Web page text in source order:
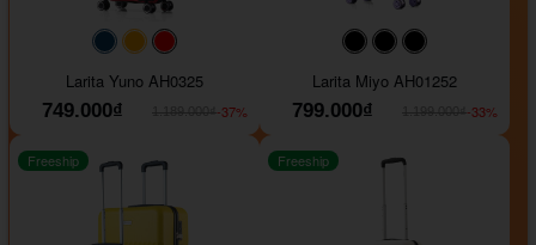
#093f69#ffa500
Larita Yuno AH0325
749.000₫
-37%
#000000#000000
Larita Miyo AH01252
799.000₫
-33%
Freeship Freeship